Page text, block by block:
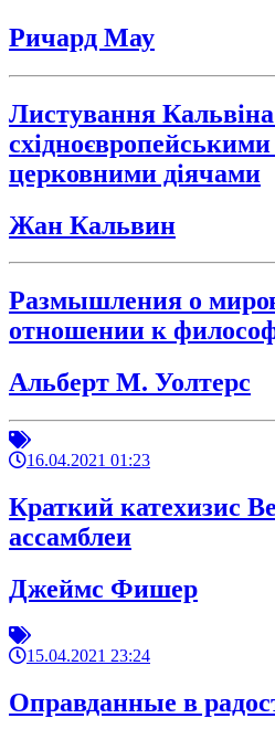
Ричард Мау
Листування Кальвіна
церковними діячами
Жан Кальвин
Размышления о
отношении к
Альберт М. Уолтерс
16.04.2021 01:23
Краткий катехизис
ассамблеи
Джеймс Фишер
15.04.2021 23:24
Оправданные в